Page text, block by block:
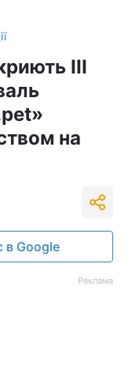
ІІІ
на
в Google
Реклама